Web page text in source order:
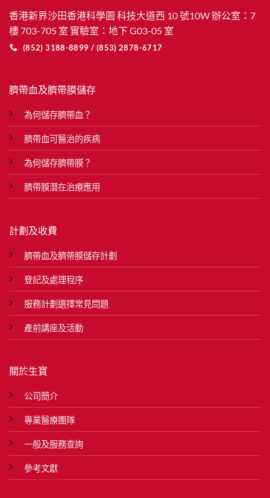
香港新界沙田香港科學園 科技大道西 10 號10W 辦公室：7
樓 703-705 室 實驗室：地下 G03-05 室
(852) 3188-8899 / (853) 2878-6717
臍帶血及臍帶膜儲存
為何儲存臍帶血？
臍帶血可醫治的疾病
為何儲存臍帶膜？
臍帶膜潛在治療應用
計劃及收費
臍帶血及臍帶膜儲存計劃
登記及處理程序
服務計劃選擇常見問題
產前講座及活動
關於生寶
公司簡介
專業醫療團隊
一般及服務查詢
參考文獻